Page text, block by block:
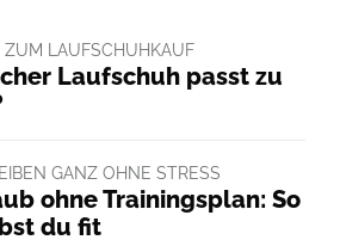
ZUM LAUFSCHUHKAUF
Laufschuh passt zu
GANZ OHNE STRESS
ohne Trainingsplan: So
du fit